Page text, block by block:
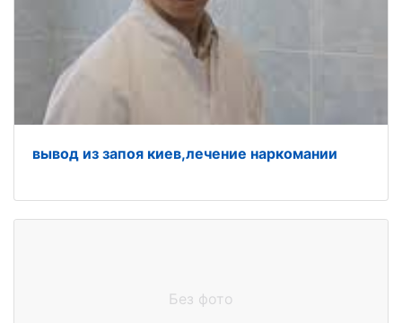
вывод из запоя киев,лечение наркомании
Без фото